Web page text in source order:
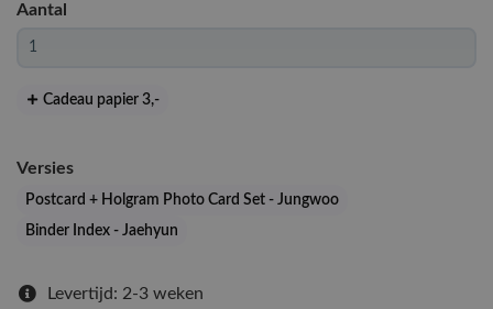
Aantal
Cadeau papier 3,-
Versies
Postcard + Holgram Photo Card Set - Jungwoo
Binder Index - Jaehyun
Levertijd: 2-3 weken